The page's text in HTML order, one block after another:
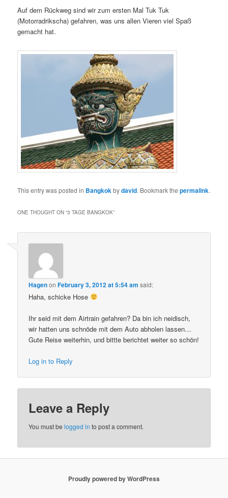
Auf dem Rückweg sind wir zum ersten Mal Tuk Tuk
(Motorradrikscha) gefahren, was uns allen Vieren viel Spaß
gemacht hat.
This entry was posted in Bangkokbydavid. Bookmark thepermalink.
ONE THOUGHT ON “3 TAGE BANGKOK”
HagenonFebruary 3, 2012 at 5:54 am said:
Haha, schicke Hose
Ihr seid mit dem Airtrain gefahren? Da bin ich neidisch,
wir hatten uns schnöde mit dem Auto abholen lassen…
Gute Reise weiterhin, und bittte berichtet weiter so schön!
Log in to Reply
Leave a Reply
You must belogged in to post a comment.
Proudly powered by WordPress